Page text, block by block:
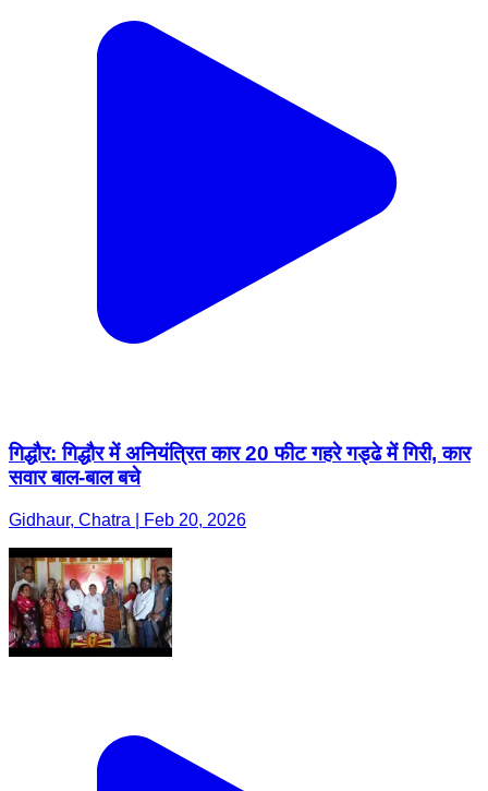
गिद्धौर: गिद्धौर में अनियंत्रित कार 20 फीट गहरे गड्ढे में गिरी, कार
सवार बाल-बाल बचे
Gidhaur, Chatra | Feb 20, 2026